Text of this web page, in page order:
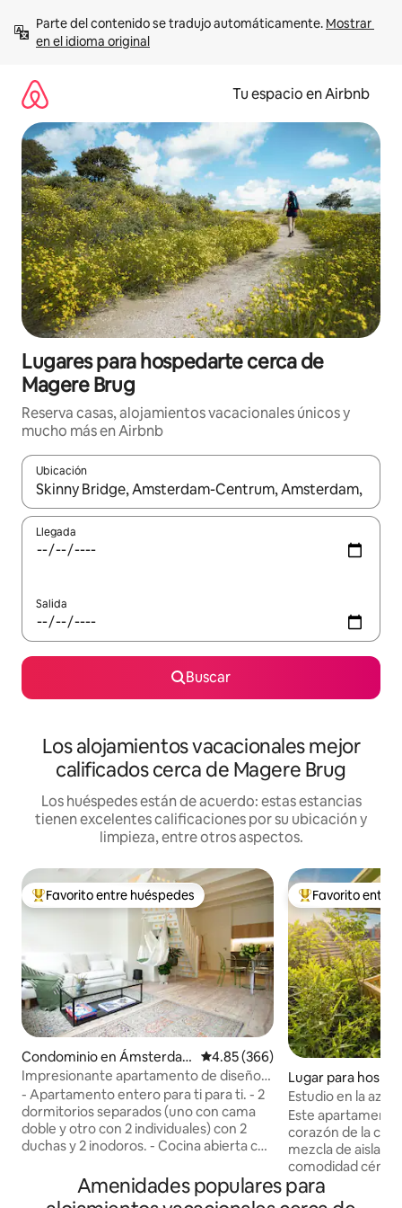
contenido
Parte del contenido se tradujo automáticamente. Mostrar
en el idioma original
Tu espacio en Airbnb
Lugares para hospedarte cerca de
Magere Brug
Reserva casas, alojamientos vacacionales únicos y
mucho más en Airbnb
Ubicación
Cuando los resultados estén disponibles, podrás navegar
Llegada
Salida
Buscar
Los alojamientos vacacionales mejor
calificados cerca de Magere Brug
Los huéspedes están de acuerdo: estas estancias
tienen excelentes calificaciones por su ubicación y
limpieza, entre otros aspectos.
De los mejores en Favorito entre huéspedes
Favorito entre huéspedes
Condominio en Ámsterda
m
Calificación promedio: 4.85 de
4.85 (366)
Impresionante apartamento de diseño,
ubicación céntrica
- Apartamento entero para ti para ti. - 2
dormitorios separados (uno con cama
doble y otro con 2 individuales) con 2
duchas y 2 inodoros. - Cocina abierta con
estufa), sala de estar y comedor. - Una
calle tranquila en el corazón de una zona
De los mejores
Favorito entre
Lugar para
Ámsterdam
Estudio en la
ciudad
Este
corazón de la
mezcla de
comodidad
terraza jardín
con las
Amenidades populares para